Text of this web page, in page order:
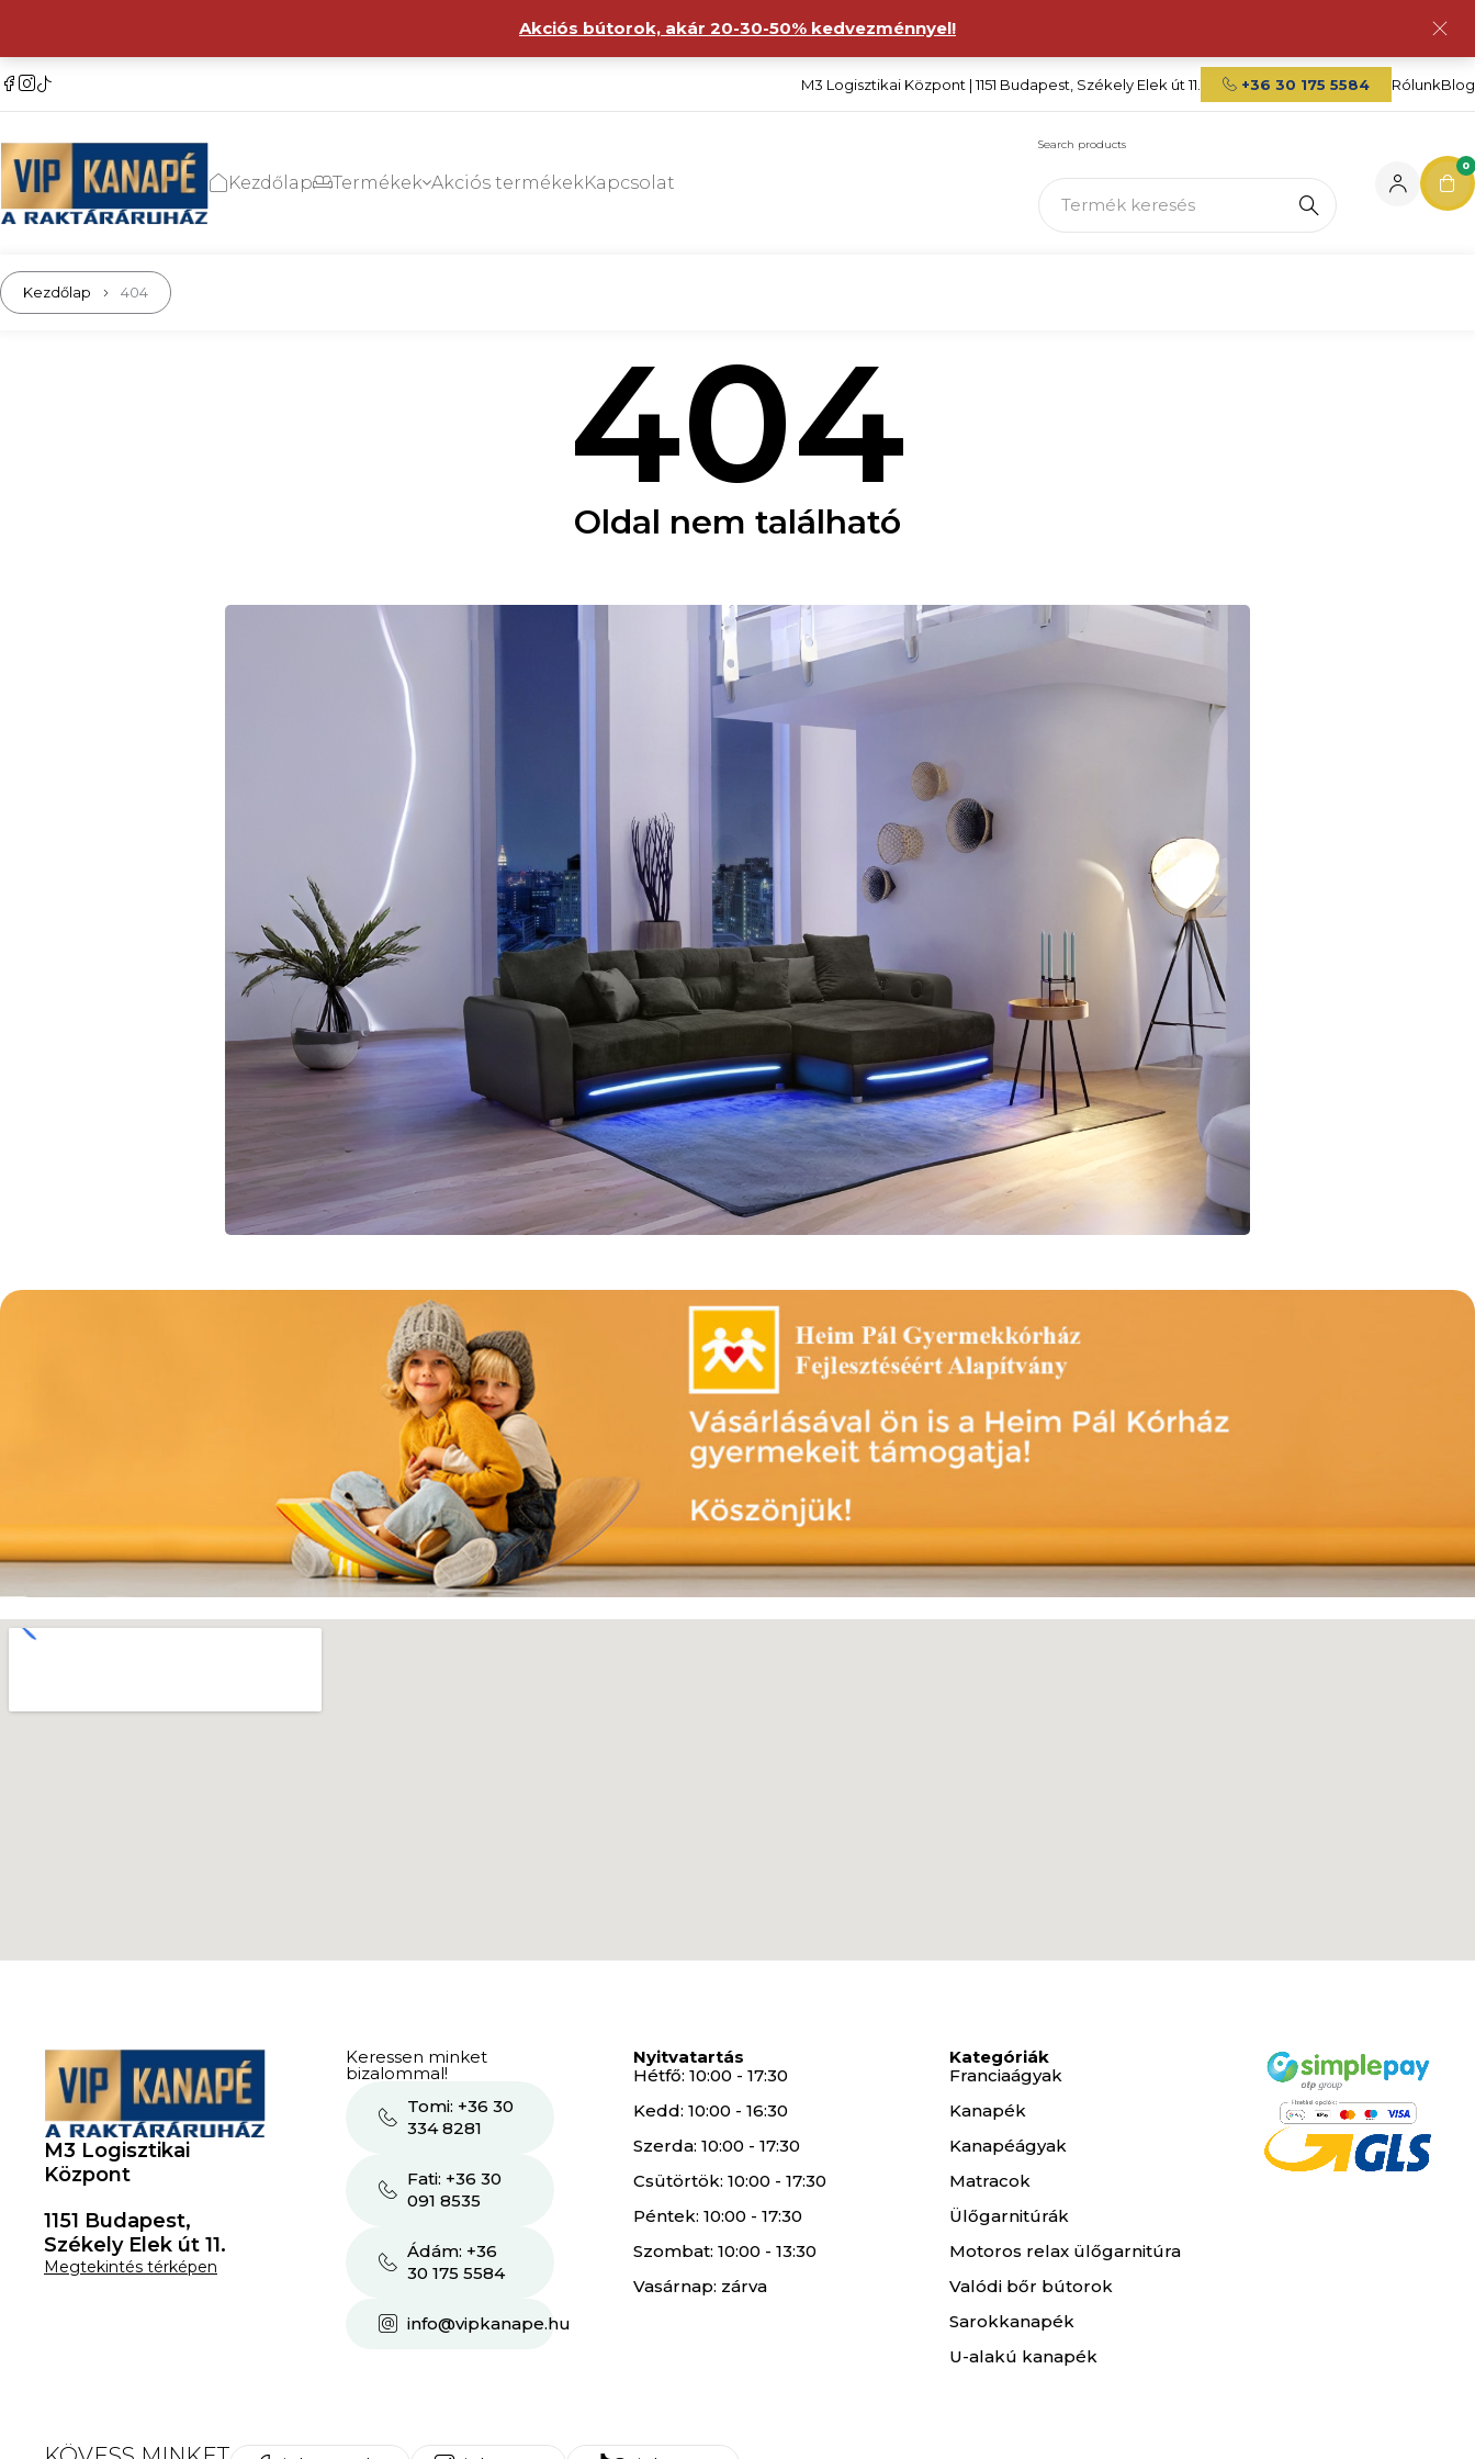
Akciós bútorok, akár 20-30-50% kedvezménnyel!
M3 Logisztikai Központ | 1151 Budapest, Székely Elek út 11. +36 30 175 5584 RólunkBlog
Kezdőlap Termékek Akciós termékekKapcsolat
Search products
0
Kezdőlap 404
404
Oldal nem található
M3 Logisztikai
Központ
1151 Budapest,
Székely Elek út 11.
Megtekintés térképen
Keressen minket
bizalommal!
Tomi: +36 30
334 8281
Fati: +36 30
091 8535
Ádám: +36
30 175 5584
info@vipkanape.hu
Nyitvatartás
Hétfő: 10:00 - 17:30
Kedd: 10:00 - 16:30
Szerda: 10:00 - 17:30
Csütörtök: 10:00 - 17:30
Péntek: 10:00 - 17:30
Szombat: 10:00 - 13:30
Vasárnap: zárva
Kategóriák
Franciaágyak
Kanapék
Kanapéágyak
Matracok
Ülőgarnitúrák
Motoros relax ülőgarnitúra
Valódi bőr bútorok
Sarokkanapék
U-alakú kanapék